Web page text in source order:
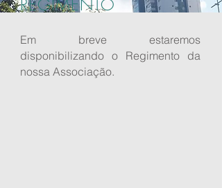
Em breve estaremos
disponibilizando o Regimento da
nossa Associação.
REGIMENTO